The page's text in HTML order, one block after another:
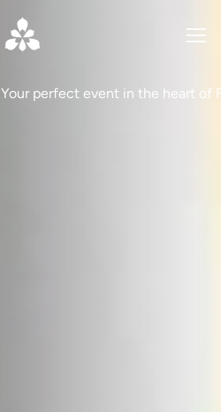
Your perfect event in the heart of